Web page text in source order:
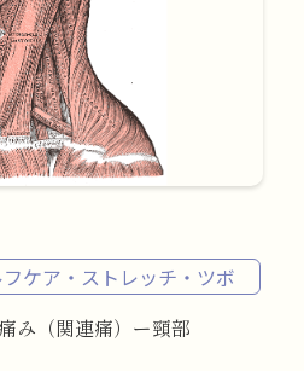
ケア・ストレッチ・ツボ
み（関連痛）ー頸部